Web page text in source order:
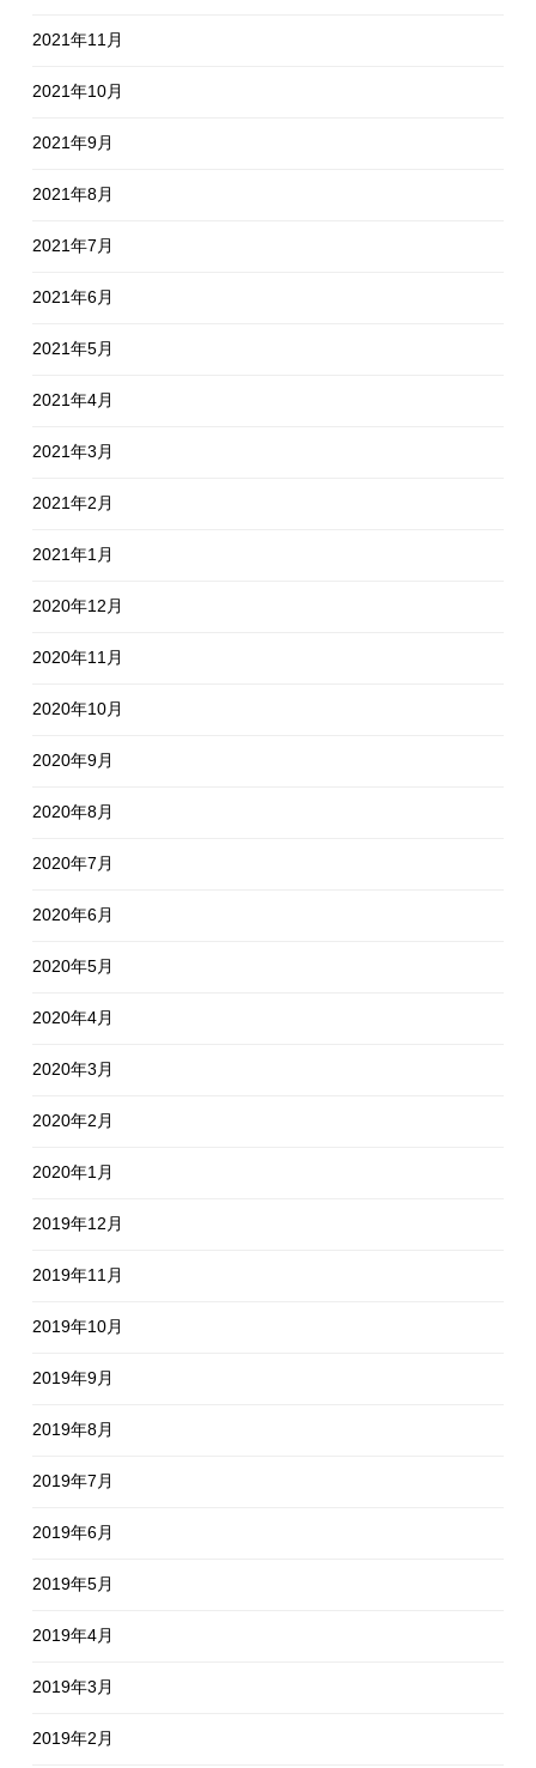
2021年11月
2021年10月
2021年9月
2021年8月
2021年7月
2021年6月
2021年5月
2021年4月
2021年3月
2021年2月
2021年1月
2020年12月
2020年11月
2020年10月
2020年9月
2020年8月
2020年7月
2020年6月
2020年5月
2020年4月
2020年3月
2020年2月
2020年1月
2019年12月
2019年11月
2019年10月
2019年9月
2019年8月
2019年7月
2019年6月
2019年5月
2019年4月
2019年3月
2019年2月